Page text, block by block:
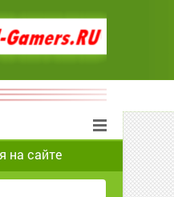
на сайте